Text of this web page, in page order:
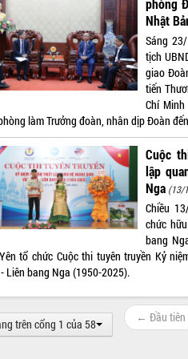
phòng
Nhật
Sáng
tịch
giao
tiến
Chí
làm Trưởng đoàn, nhân dịp Đoàn
Cuộc
lập
Nga (13/
Chiều
chức
bang
tổ chức Cuộc thi tuyên truyền Kỷ
Liên bang Nga (1950-2025).
trên cổng 1 của 58 ← Đầu tiên